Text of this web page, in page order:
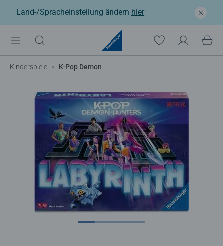
Land-/Spracheinstellung ändern hier
Kinderspiele K-Pop Demon Hunters Labyrinth